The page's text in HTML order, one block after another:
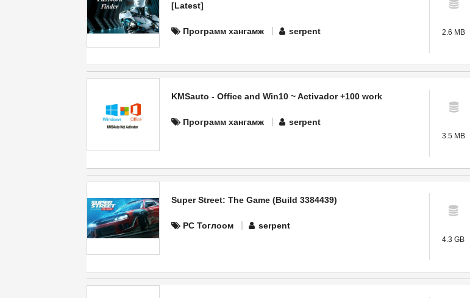
[Latest]
Программ хангамж serpent 2.6 MB
KMSauto - Office and Win10 ~ Activador +100 work
Программ хангамж serpent
3.5 MB
Super Street: The Game (Build 3384439)
PC Тоглоом serpent
4.3 GB